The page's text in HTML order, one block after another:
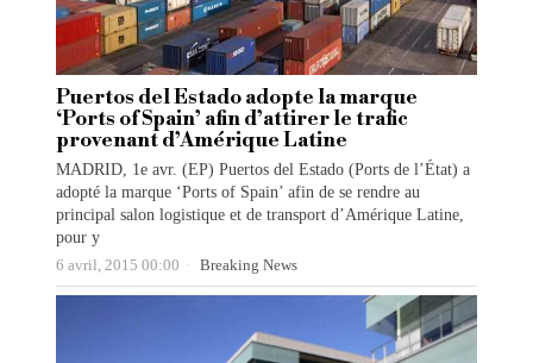
Puertos del Estado adopte la marque
‘Ports of Spain’ afin d’attirer le trafic
provenant d’Amérique Latine
MADRID, 1e avr. (EP) Puertos del Estado (Ports de l’État) a
adopté la marque ‘Ports of Spain’ afin de se rendre au
principal salon logistique et de transport d’Amérique Latine,
pour y
6 avril, 2015 00:00 Breaking News